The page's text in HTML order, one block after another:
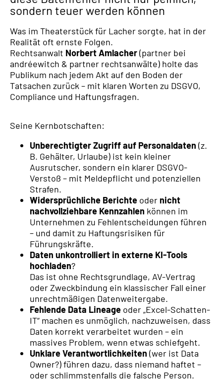
sondern teuer werden können
Was im Theaterstück für Lacher sorgte, hat in der
Realität oft ernste Folgen.
Rechtsanwalt Norbert Amlacher(partner bei
andréewitch & partner rechtsanwälte) holte das
Publikum nach jedem Akt auf den Boden der
Tatsachen zurück – mit klaren Worten zu DSGVO,
Compliance und Haftungsfragen.
Seine Kernbotschaften:
Unberechtigter Zugriff auf Personaldaten (z.
B. Gehälter, Urlaube) ist kein kleiner
Ausrutscher, sondern ein klarer DSGVO-
Verstoß – mit Meldepflicht und potenziellen
Strafen.
Widersprüchliche Berichte oder nicht
nachvollziehbare Kennzahlen können im
Unternehmen zu Fehlentscheidungen führen
– und damit zu Haftungsrisiken für
Führungskräfte.
Daten unkontrolliert in externe KI-Tools
hochladen?
Das ist ohne Rechtsgrundlage, AV-Vertrag
oder Zweckbindung ein klassischer Fall einer
unrechtmäßigen Datenweitergabe.
Fehlende Data Lineage oder „Excel-Schatten-
IT“ machen es unmöglich, nachzuweisen, dass
Daten korrekt verarbeitet wurden – ein
massives Problem, wenn etwas schiefgeht.
Unklare Verantwortlichkeiten (wer ist Data
Owner?) führen dazu, dass niemand haftet –
oder schlimmstenfalls die falsche Person.